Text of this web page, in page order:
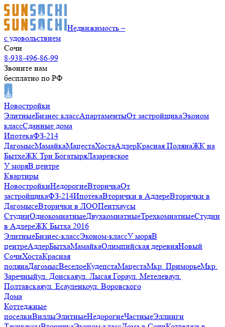
Недвижимость –
с удовольствием
Сочи
8-938-496-86-99
Звоните нам
бесплатно по РФ
Новостройки
ЭлитныеБизнес классАпартаментыОт застройщикаЭконом
классСданные дома
ИпотекаФЗ-214
ДагомысМамайкаМацестаХостаАдлерКрасная ПолянаЖК на
БытхеЖК Три БогатыряЛазаревское
У моряВ центре
Квартиры
НовостройкиНедорогиеВторичкаОт
застройщикаФЗ-214ИпотекаВторички в АдлереВторички в
ДагомысеВторички в ЛООПентхаусы
СтудииОднокомнатныеДвухкомнатныеТрехкомнатныеСтудии
в АдлереЖК Бытха 2016
ЭлитныеБизнес-классЭконом-классУ моряВ
центреАдлерБытхаМамайкаОлимпийская деревняНовый
СочиХостаКрасная
полянаДагомысВеселоеКудепстаМацестаМкр. ПриморьеМкр.
Заречныйул. Донскаяул. Лысая Гораул. Метелеваул.
Полтавскаяул. Есауленкоул. Воровского
Дома
Коттеджные
поселкиВиллыЭлитныеНедорогиеЧастныеЭллинги